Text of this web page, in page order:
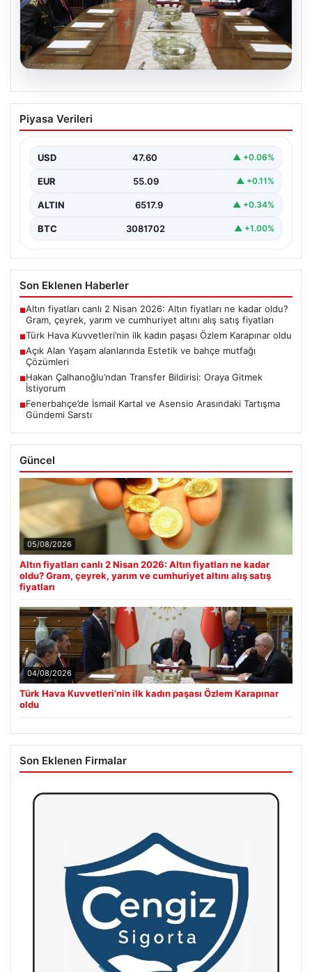
Türk Hava Kuvvetleri’nin ilk kadın
paşası Özlem Karapınar oldu
Özlem Karapınar İlk Kadın Paşa Oldu",…
Piyasa Verileri
USD 47.60 ▲ +0.06%
EUR 55.09 ▲ +0.11%
ALTIN 6517.9 ▲ +0.34%
BTC 3081702 ▲ +1.00%
Son Eklenen Haberler
■Altın fiyatları canlı 2 Nisan 2026: Altın fiyatları ne kadar oldu?
Gram, çeyrek, yarım ve cumhuriyet altını alış satış fiyatları
■Türk Hava Kuvvetleri’nin ilk kadın paşası Özlem Karapınar oldu
■Açık Alan Yaşam alanlarında Estetik ve bahçe mutfağı
Çözümleri
■Hakan Çalhanoğlu’ndan Transfer Bildirisi: Oraya Gitmek
İstiyorum
■Fenerbahçe’de İsmail Kartal ve Asensio Arasındaki Tartışma
Gündemi Sarstı
Güncel
05/08/2026
Altın fiyatları canlı 2 Nisan 2026: Altın fiyatları ne kadar
oldu? Gram, çeyrek, yarım ve cumhuriyet altını alış satış
fiyatları
04/08/2026
Türk Hava Kuvvetleri’nin ilk kadın paşası Özlem Karapınar
oldu
Son Eklenen Firmalar